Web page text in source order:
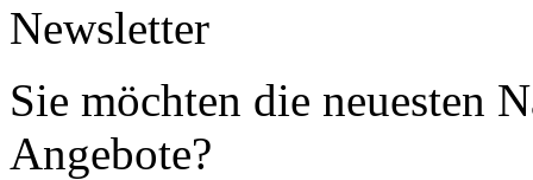
Newsletter
Sie möchten die neuesten
Angebote?